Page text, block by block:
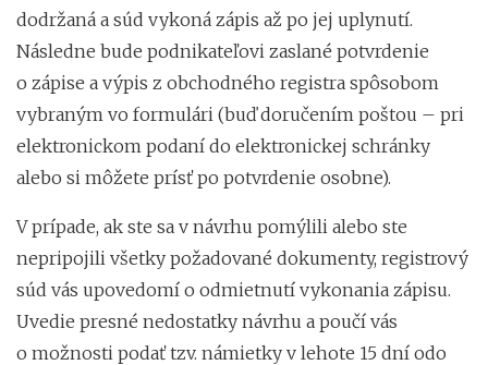
dodržaná a súd vykoná zápis až po jej uplynutí.
Následne bude podnikateľovi zaslané potvrdenie
o zápise a výpis z obchodného registra spôsobom
vybraným vo formulári (buď doručením poštou – pri
elektronickom podaní do elektronickej schránky
alebo si môžete prísť po potvrdenie osobne).
V prípade, ak ste sa v návrhu pomýlili alebo ste
nepripojili všetky požadované dokumenty, registrový
súd vás upovedomí o odmietnutí vykonania zápisu.
Uvedie presné nedostatky návrhu a poučí vás
o možnosti podať tzv. námietky v lehote 15 dní odo